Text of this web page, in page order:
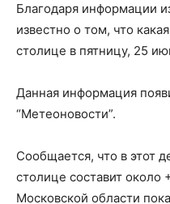
Благодаря информации
известно о том, что
столице в пятницу, 25
Данная информация
“Метеоновости”.
Сообщается, что в этот
столице составит
Московской области